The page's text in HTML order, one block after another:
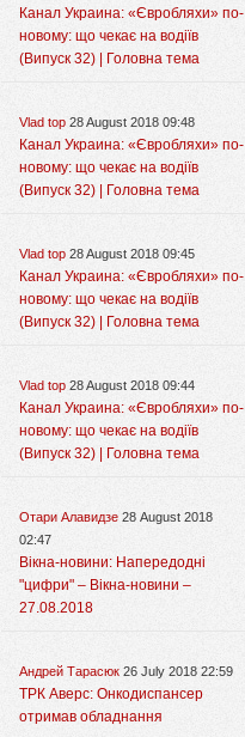
Канал Украина: «Євробляхи» по-
новому: що чекає на водіїв
(Випуск 32) | Головна тема
Vlad top 28 August 2018 09:48
Канал Украина: «Євробляхи» по-
новому: що чекає на водіїв
(Випуск 32) | Головна тема
Vlad top 28 August 2018 09:45
Канал Украина: «Євробляхи» по-
новому: що чекає на водіїв
(Випуск 32) | Головна тема
Vlad top 28 August 2018 09:44
Канал Украина: «Євробляхи» по-
новому: що чекає на водіїв
(Випуск 32) | Головна тема
Отари Алавидзе 28 August 2018
02:47
Вікна-новини: Напередодні
"цифри" – Вікна-новини –
27.08.2018
Андрей Тарасюк 26 July 2018 22:59
ТРК Аверс: Онкодиспансер
отримав обладнання